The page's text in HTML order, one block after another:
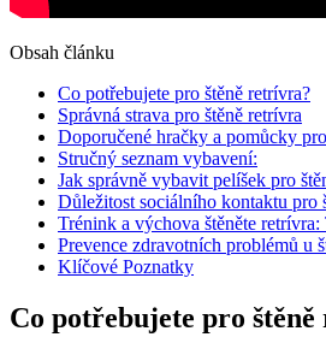
Obsah článku
Co potřebujete pro štěně retrívra?
Správná strava pro štěně retrívra
Doporučené hračky a pomůcky
Stručný seznam vybavení:
Jak správně vybavit pelíšek pro
Důležitost sociálního kontaktu pro
Trénink a výchova štěněte
Prevence zdravotních problémů u
Klíčové Poznatky
Co potřebujete pro